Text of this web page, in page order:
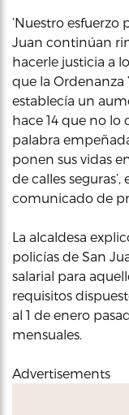
‘Nuestro esfuerzo
Juan continúan
hacerle justicia a
que la Ordenanza
establecía un
hace 14 que no
palabra
ponen sus vidas
de calles
comunicado de
La alcaldesa
policías de San
salarial para
requisitos
al 1 de enero
mensuales.
Advertisements